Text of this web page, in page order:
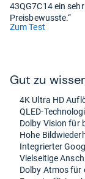
43QG7C14 ein
Preisbewusste.“
Zum Test(öffnet
Gut zu
4K Ultra HD
QLED-​
Dolby Vision für
Hohe
Inte­grier­ter
Viel­sei­tige
Dolby Atmos für